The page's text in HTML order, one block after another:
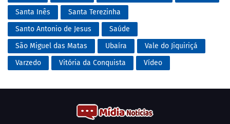
Santa Inês
Santa Terezinha
Santo Antonio de Jesus
Saúde
São Miguel das Matas
Ubaíra
Vale do Jiquiriçá
Varzedo
Vitória da Conquista Vídeo